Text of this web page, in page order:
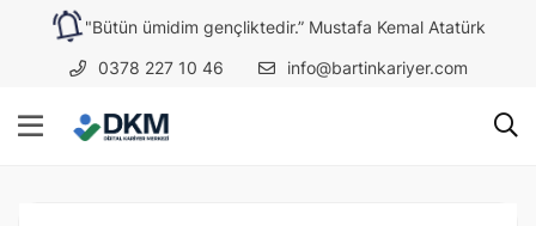
"Bütün ümidim gençliktedir.” Mustafa Kemal Atatürk
0378 227 10 46 info@bartinkariyer.com